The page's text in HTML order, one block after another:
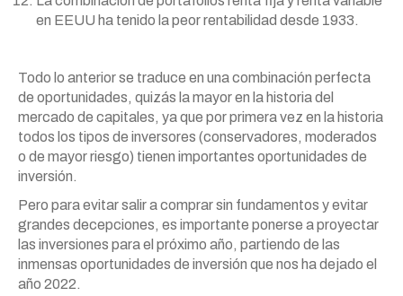
en EEUU ha tenido la peor rentabilidad desde 1933.
Todo lo anterior se traduce en una combinación perfecta
de oportunidades, quizás la mayor en la historia del
mercado de capitales, ya que por primera vez en la historia
todos los tipos de inversores (conservadores, moderados
o de mayor riesgo) tienen importantes oportunidades de
inversión.
Pero para evitar salir a comprar sin fundamentos y evitar
grandes decepciones, es importante ponerse a proyectar
las inversiones para el próximo año, partiendo de las
inmensas oportunidades de inversión que nos ha dejado el
año 2022.